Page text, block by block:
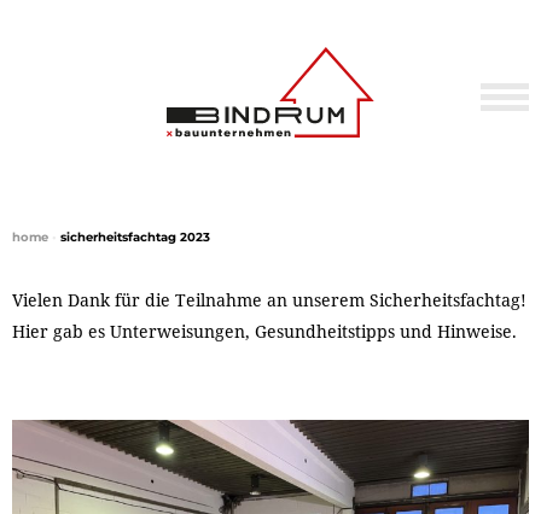
home sicherheitsfachtag 2023
Vielen Dank für die Teilnahme an unserem Sicherheitsfachtag!
Hier gab es Unterweisungen, Gesundheitstipps und Hinweise.